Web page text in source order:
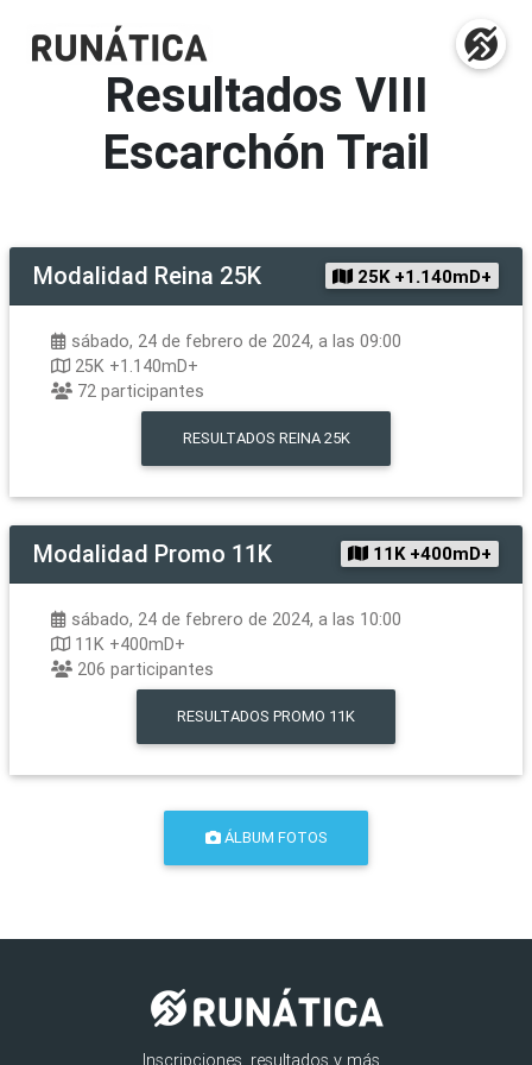
Resultados VIII
Escarchón Trail
Modalidad Reina 25K 25K +1.140mD+
sábado, 24 de febrero de 2024, a las 09:00
25K +1.140mD+
72 participantes
RESULTADOS REINA 25K
Modalidad Promo 11K 11K +400mD+
sábado, 24 de febrero de 2024, a las 10:00
11K +400mD+
206 participantes
RESULTADOS PROMO 11K
ÁLBUM FOTOS
Inscripciones, resultados y más...